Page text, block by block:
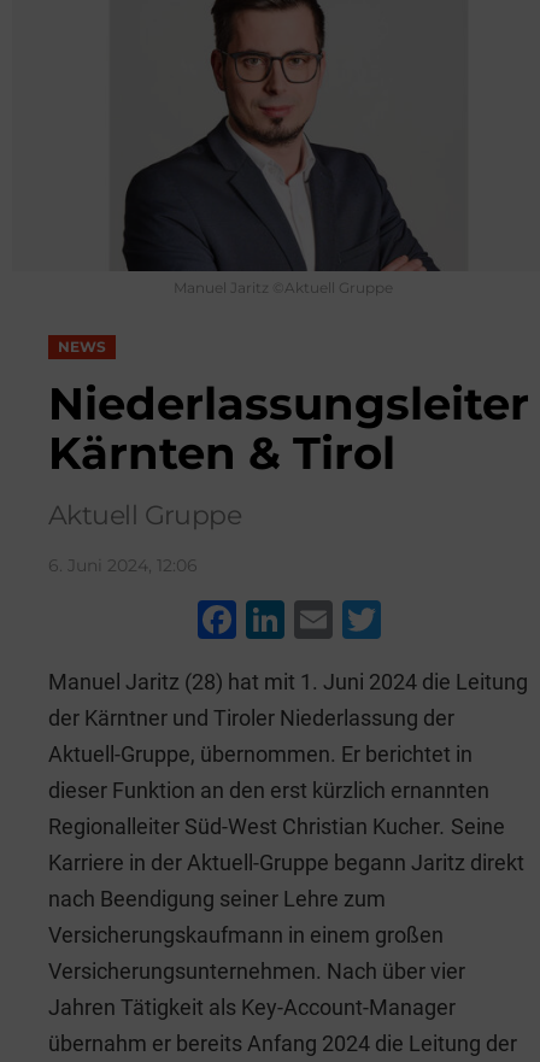
Manuel Jaritz ©Aktuell Gruppe
NEWS
Niederlassungsleiter
Kärnten & Tirol
Aktuell Gruppe
6. Juni 2024, 12:06
F
c
e
b
o
o
k
Li
k
e
dI
n
E
ai
l
tt
er
Manuel Jaritz (28) hat mit 1. Juni 2024 die Leitung
der Kärntner und Tiroler Niederlassung der
Aktuell-Gruppe, übernommen. Er berichtet in
dieser Funktion an den erst kürzlich ernannten
Regionalleiter Süd-West Christian Kucher. Seine
Karriere in der Aktuell-Gruppe begann Jaritz direkt
nach Beendigung seiner Lehre zum
Versicherungskaufmann in einem großen
Versicherungsunternehmen. Nach über vier
Jahren Tätigkeit als Key-Account-Manager
übernahm er bereits Anfang 2024 die Leitung der